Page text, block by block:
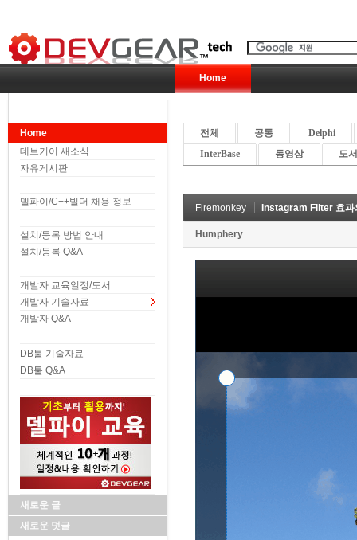
Home
Home
데브기어 새소식
자유게시판
델파이/C++빌더 채용 정보
설치/등록 방법 안내
설치/등록 Q&A
개발자 교육일정/도서
개발자 기술자료
개발자 Q&A
DB툴 기술자료
DB툴 Q&A
새로운 글
새로운 덧글
전체 공통
Delphi
InterBase
동영상 도
Firemonkey Instagram Filter 효과
Humphery